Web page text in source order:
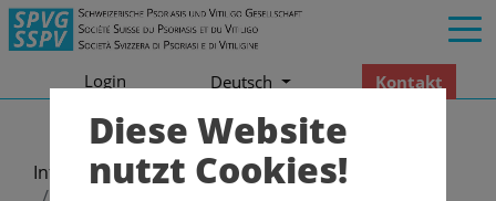
Login Deutsch Kontakt
Informationen Newsletter
2022
Diese Website
nutzt Cookies!